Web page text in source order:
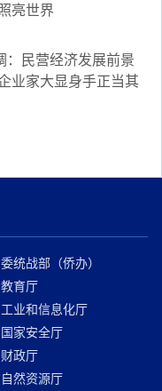
亮世界
：民营经济发展前景
业家大显身手正当其
统战部（侨办）
育厅
业和信息化厅
家安全厅
政厅
然资源厅